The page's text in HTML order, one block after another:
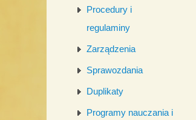
Procedury i
regulaminy
Zarządzenia
Sprawozdania
Duplikaty
Programy nauczania i